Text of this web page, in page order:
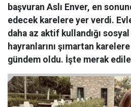
başvuran Aslı Enver, en
edecek karelere yer verdi.
daha az aktif kullandığı
hayranlarını şımartan
gündem oldu. İşte merak